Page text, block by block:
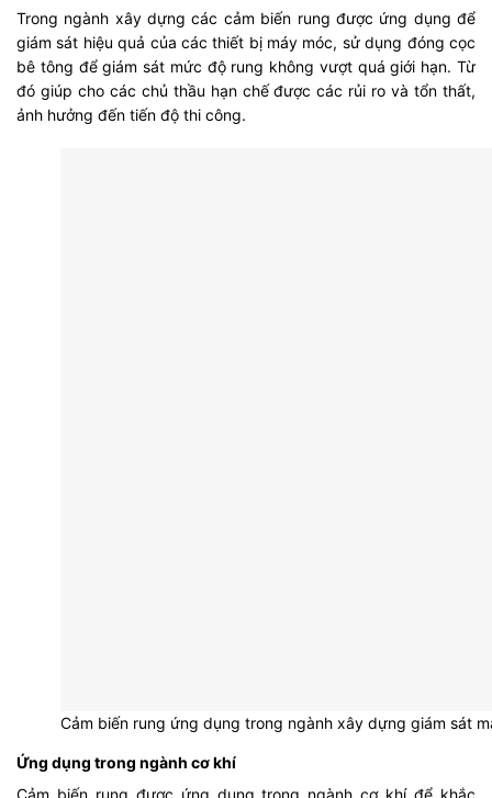
Trong ngành xây dựng các cảm biến rung được ứng dụng để
giám sát hiệu quả của các thiết bị máy móc, sử dụng đóng cọc
bê tông để giám sát mức độ rung không vượt quá giới hạn. Từ
đó giúp cho các chủ thầu hạn chế được các rủi ro và tổn thất,
ảnh hưởng đến tiến độ thi công.
Cảm biến rung ứng dụng trong ngành xây dựng giám sát
Ứng dụng trong ngành cơ khí
Cảm biến rung được ứng dụng trong ngành cơ khí để khắc